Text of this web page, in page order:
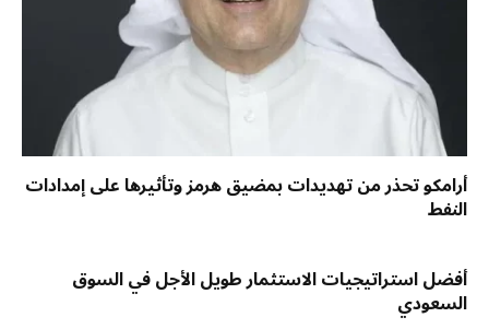
أرامكو تحذر من تهديدات بمضيق هرمز وتأثيرها على إمدادات
النفط
أفضل استراتيجيات الاستثمار طويل الأجل في السوق
السعودي